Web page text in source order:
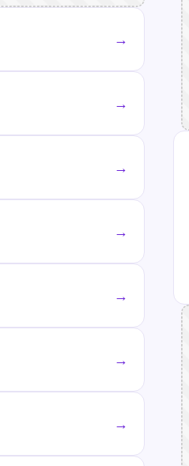
→
→
→
→
→
→
→